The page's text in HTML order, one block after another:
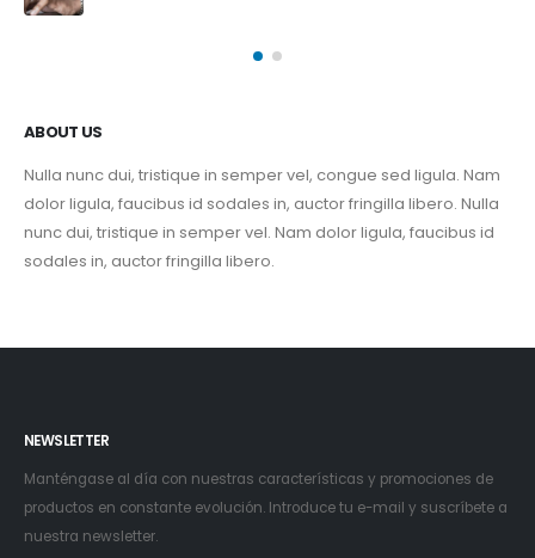
ABOUT US
Nulla nunc dui, tristique in semper vel, congue sed ligula. Nam
dolor ligula, faucibus id sodales in, auctor fringilla libero. Nulla
nunc dui, tristique in semper vel. Nam dolor ligula, faucibus id
sodales in, auctor fringilla libero.
NEWSLETTER
Manténgase al día con nuestras características y promociones de
productos en constante evolución. Introduce tu e-mail y suscríbete a
nuestra newsletter.